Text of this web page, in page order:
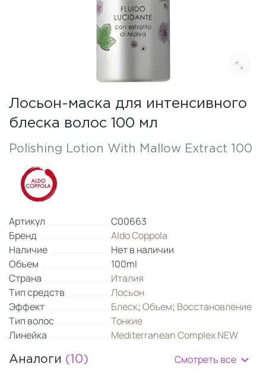
Лосьон-маска для интенсивного
блеска волос 100 мл
Polishing Lotion With Mallow Extract 100
Артикул
C00663
Бренд
Aldo Coppola
Наличие
Нет в наличии
Объем
100ml
Страна
Италия
Тип средств
Лосьон
Эффект
Блеск;Объем; Восстановление
Тип волос
Тонкие
Линейка
Mediterranean Complex NEW
Аналоги (10) Смотреть все